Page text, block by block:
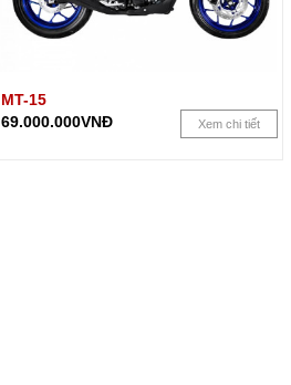
MT-15
69.000.000VNĐ
Xem chi tiết